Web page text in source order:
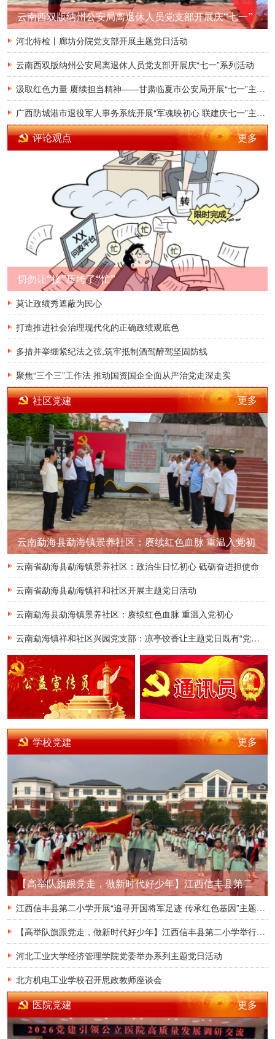
云南西双版纳州公安局离退休人员党支部开展庆“七一”
系列活动
河北特检丨廊坊分院党支部开展主题党日活动
云南西双版纳州公安局离退休人员党支部开展庆“七一”系列活动
汲取红色力量 赓续担当精神——甘肃临夏市公安局开展“七一”主题党日活动
广西防城港市退役军人事务系统开展“军魂映初心 联建庆七一”主题党日活动
评论观点 更多
切勿让“接”压垮了“忙”
莫让政绩秀遮蔽为民心
打造推进社会治理现代化的正确政绩观底色
多措并举绷紧纪法之弦,筑牢抵制酒驾醉驾坚固防线
聚焦“三个三”工作法 推动国资国企全面从严治党走深走实
社区党建 更多
云南勐海县勐海镇景养社区：赓续红色血脉 重温入党初
心
云南省勐海县勐海镇景养社区：政治生日忆初心 砥砺奋进担使命
云南省勐海县勐海镇祥和社区开展主题党日活动
云南勐海县勐海镇景养社区：赓续红色血脉 重温入党初心
云南勐海镇祥和社区兴园党支部：凉亭饺香让主题党日既有“党味”又有“家味”
学校党建 更多
【高举队旗跟党走，做新时代好少年】江西信丰县第二
小学举行2026年新队员入队仪式
江西信丰县第二小学开展“追寻开国将军足迹 传承红色基因”主题教育活动
【高举队旗跟党走，做新时代好少年】江西信丰县第二小学举行2026年新队员入队仪式
河北工业大学经济管理学院党委举办系列主题党日活动
北方机电工业学校召开思政教师座谈会
医院党建 更多